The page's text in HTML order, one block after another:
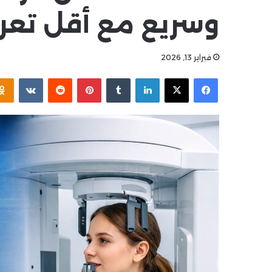
وسريع مع أقل
فبراير 13, 2026
فيسبوك
‫X لينكدإن بينتيريست